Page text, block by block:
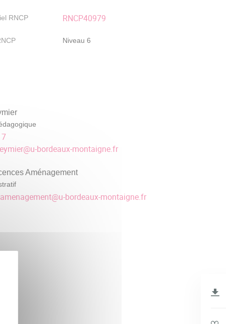
RNCP RNCP40979
Niveau 6
@u-bordeaux-montaigne.fr
Aménagement
@u-bordeaux-montaigne.fr